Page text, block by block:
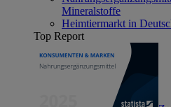
Mineralstoffe
Heimtiermarkt in
Top Report